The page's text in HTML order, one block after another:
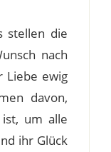
stellen die
nach
Liebe ewig
davon,
um alle
ihr Glück